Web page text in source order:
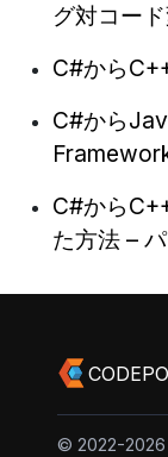
グ対コー
C#から
C#から
C#から
た方法 –
© 2022-2026